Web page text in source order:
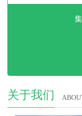
关于我们